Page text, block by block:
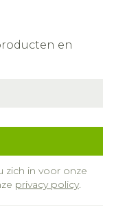
en
zich in voor onze
privacy policy.